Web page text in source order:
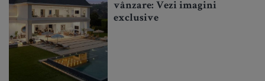
vânzare: Vezi imagini
exclusive